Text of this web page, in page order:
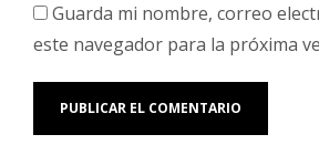
Guarda mi nombre, correo
este navegador para la próxima